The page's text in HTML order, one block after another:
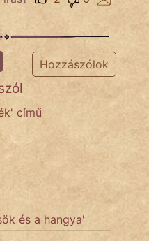
Hozzászólok
című
és a hangya'